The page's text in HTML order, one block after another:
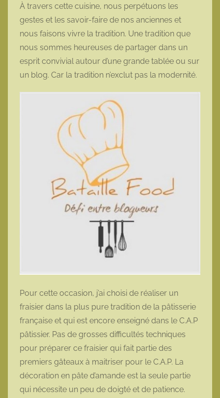
À travers cette cuisine, nous perpétuons les
gestes et les savoir-faire de nos anciennes et
nous faisons vivre la tradition. Une tradition que
nous sommes heureuses de partager dans un
esprit convivial autour d’une grande tablée ou sur
un blog. Car la tradition n’exclut pas la modernité.
Pour cette occasion, j’ai choisi de réaliser un
fraisier dans la plus pure tradition de la pâtisserie
française et qui est encore enseigné dans le C.A.P
pâtissier. Pas de grosses difficultés techniques
pour préparer ce fraisier qui fait partie des
premiers gâteaux à maitriser pour le C.A.P. La
décoration en pâte d’amande est la seule partie
qui nécessite un peu de doigté et de patience.